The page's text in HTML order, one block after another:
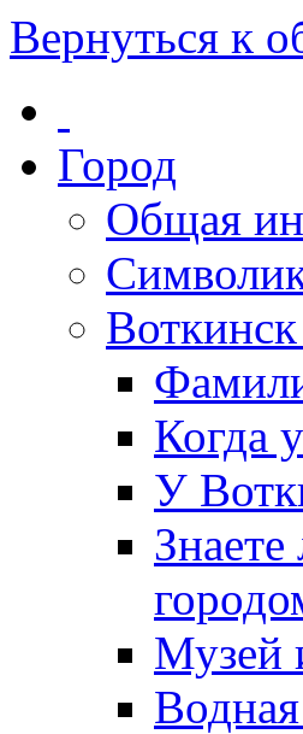
Вернуться к
Город
Общая
Воткинск
Когда
У
Музей